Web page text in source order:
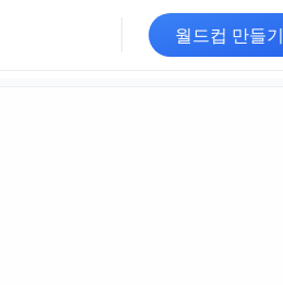
월드컵 만들기